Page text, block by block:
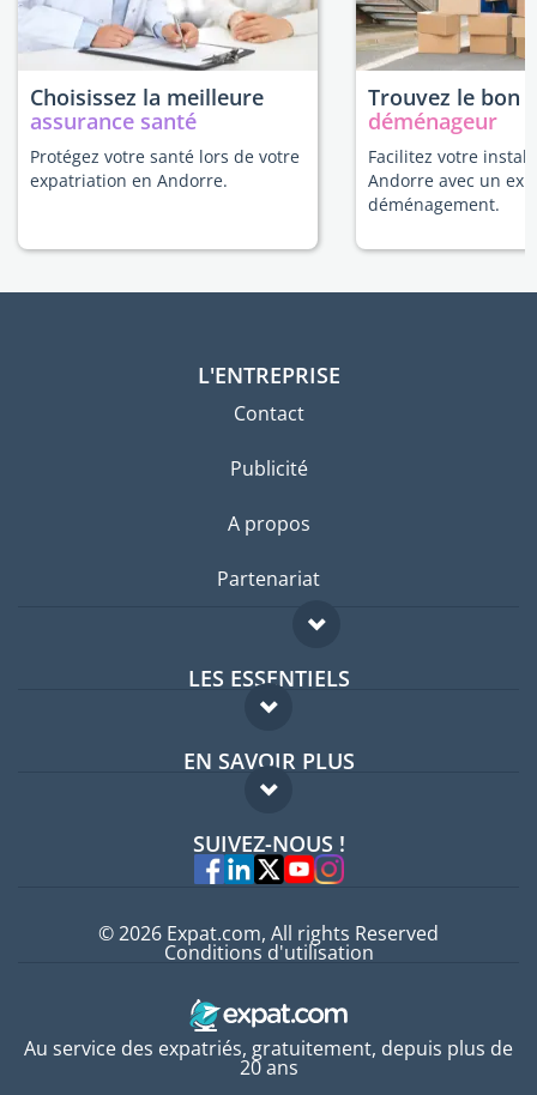
Choisissez la meilleure
assurance santé
Protégez votre santé lors de votre
expatriation en Andorre.
Trouvez le bon
déménageur
Facilitez votre
Andorre avec un
déménagement.
L'ENTREPRISE
Contact
Publicité
A propos
Partenariat
LES ESSENTIELS
Forum expatriés
Guides pays
EN SAVOIR PLUS
FAQ
Experts
SUIVEZ-NOUS !
Au service des expatriés, gratuitement, depuis plus de
20 ans
© 2026 Expat.com, All rights Reserved
Conditions d'utilisation